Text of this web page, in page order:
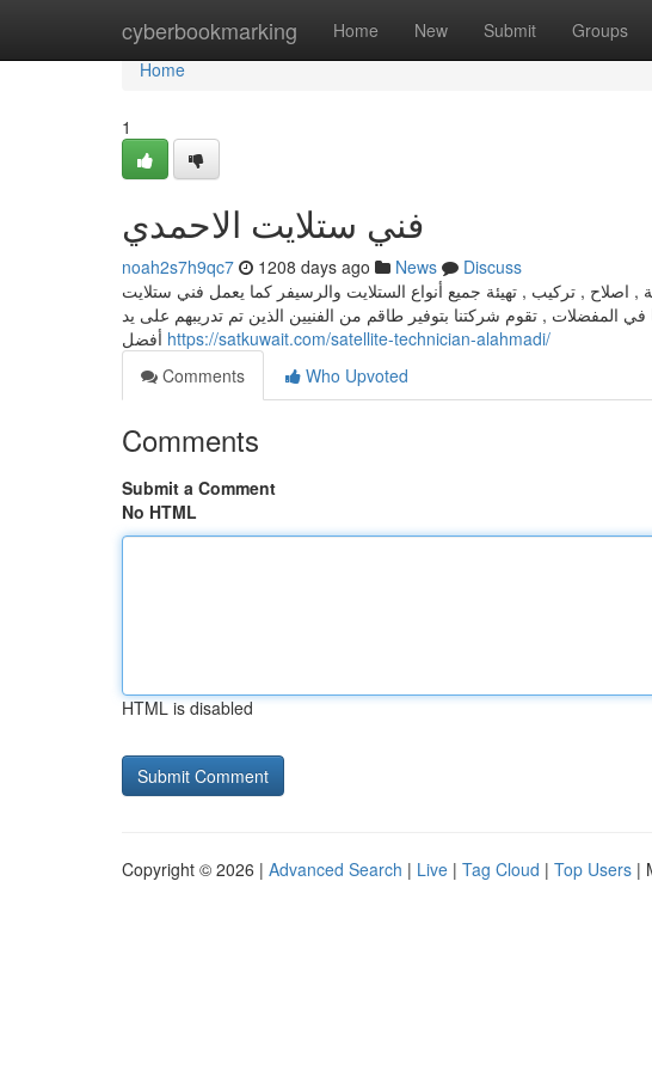
cyberbookmarking Home New Submit Groups
Home
Home
1
فني ستلايت الاحمدي
noah2s7h9qc7 1208 days ago News
Discuss
اصلاح , تركيب , تهيئة جميع أنواع الستلايت والرسيفر كما يعمل فني ستلايت
المفضلات , تقوم شركتنا بتوفير طاقم من الفنيين الذين تم تدريبهم على يد
https://satkuwait.com/satellite-technician-alahmadi/
Comments
Who Upvoted
Comments
Submit a Comment
No HTML
HTML is disabled
Copyright © 2026 | Advanced Search | Live | Tag Cloud | Top Users |